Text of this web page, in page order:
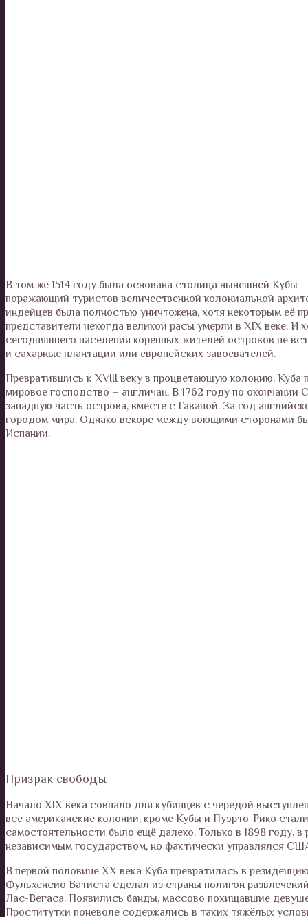
В том же 1514 году была основана столица нынешней Кубы
поражающий туристов величественной колониальной
индейцев была полностью уничтожена, хотя некоторым её
представители некогда великой расы умерли в XIX веке. И
сегодняшнего населения коренных жителей островов не
и сахарные плантации или европейских завоевателей.
Превратившись к XVIII веку в процветающую колонию, Куба
мировое господство – англичан. В 1762 году по
западную часть острова, вместе с Гаваной. За год
городом мира. Однако вскоре между воющими сторонами
Испании.
Призрак свободы
Начало XIX века совпало для кубинцев с чередой
все американские колонии, кроме Кубы и Пуэрто-Рико
самостоятельности было ещё далеко. Только в 1898 году,
независимым государством, но фактически управлялся
В первой половине XX века Куба превратилась в
Фульхенсио Батиста сделал из страны полигон
Лас-Вегаса. Появились банды, массово похищавшие
Проститутки поневоле содержались в таких тяжёлых